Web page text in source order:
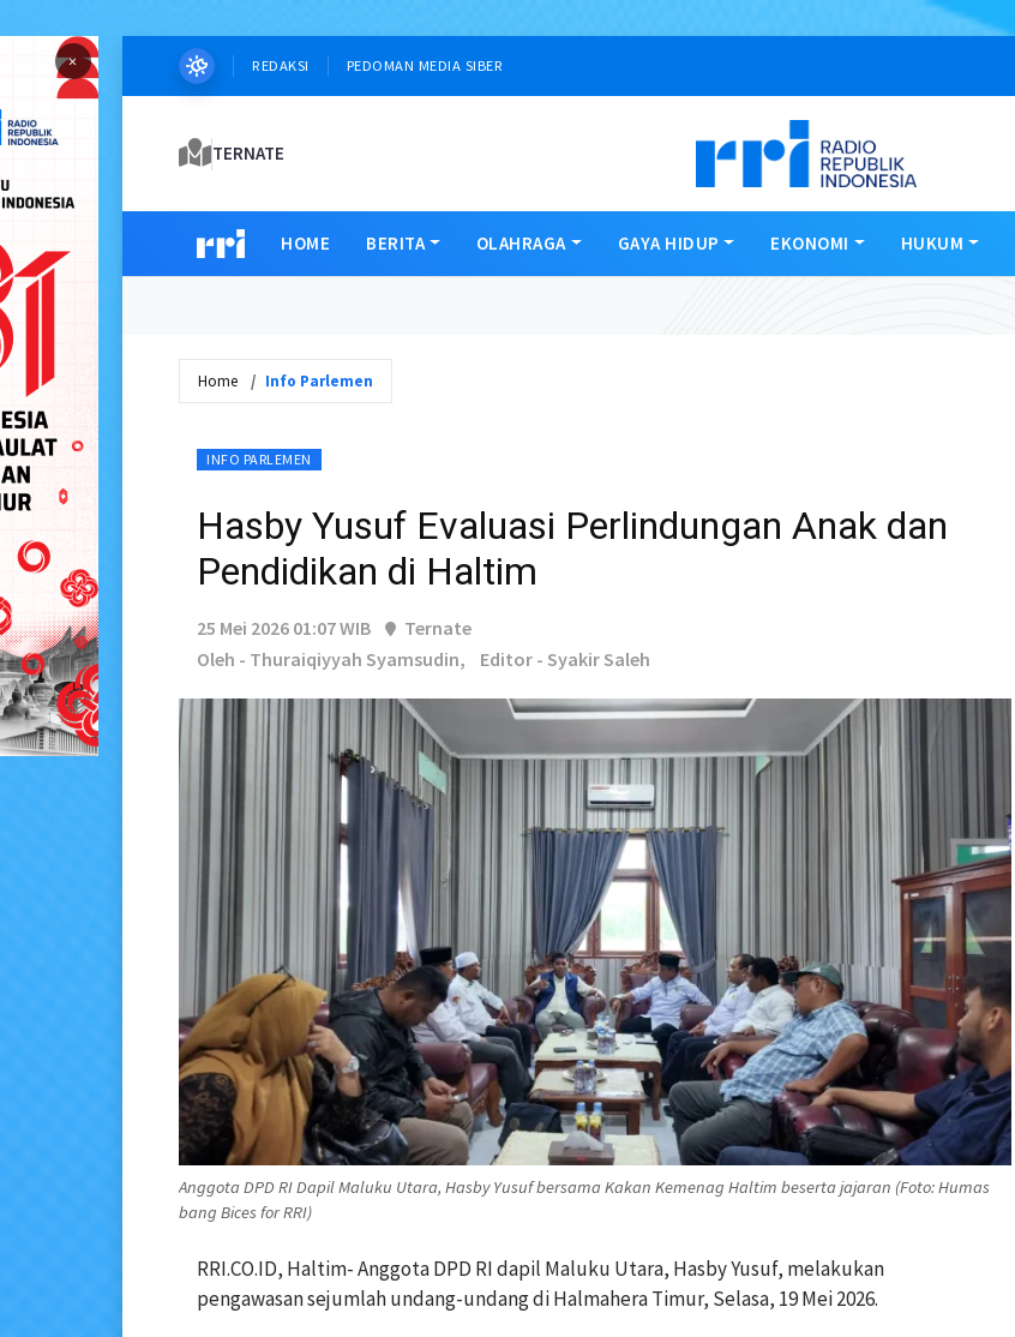
× REDAKSI PEDOMAN MEDIA SIBER
TERNATE
HOME BERITA OLAHRAGA GAYA HIDUP EKONOMI HUKUM
Home Info Parlemen
INFO PARLEMEN
Hasby Yusuf Evaluasi Perlindungan Anak dan
Pendidikan di Haltim
25 Mei 2026 01:07 WIB
Ternate
Oleh - Thuraiqiyyah Syamsudin,
Editor - Syakir Saleh
Anggota DPD RI Dapil Maluku Utara, Hasby Yusuf bersama Kakan Kemenag Haltim beserta jajaran (Foto: Humas
bang Bices for RRI)
RRI.CO.ID, Haltim- Anggota DPD RI dapil Maluku Utara, Hasby Yusuf, melakukan
pengawasan sejumlah undang-undang di Halmahera Timur, Selasa, 19 Mei 2026.